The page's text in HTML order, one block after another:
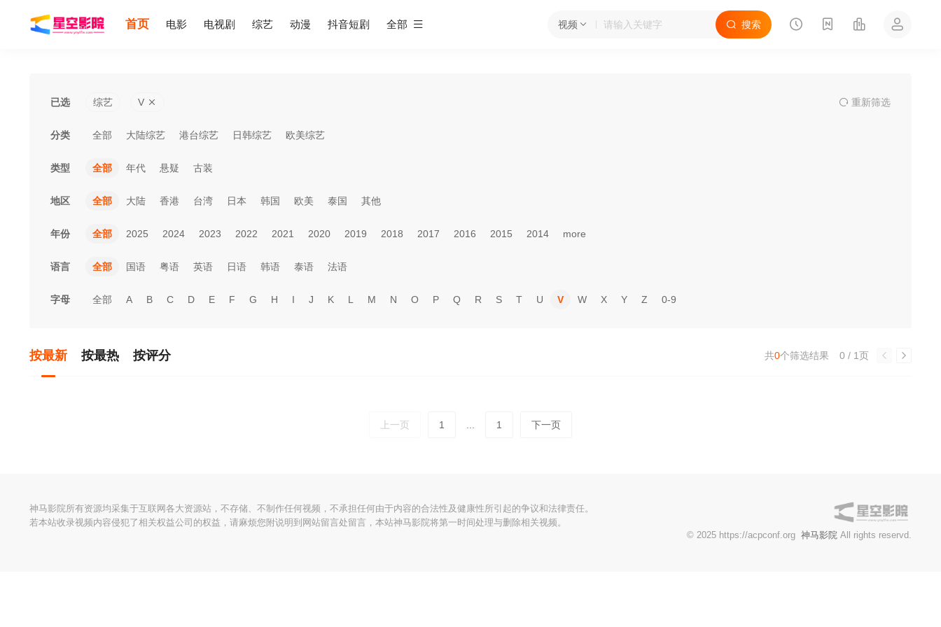
视频 搜索
首页 电影 电视剧 综艺 动漫 抖音短剧 全部
已选 综艺 V 重新筛选
分类 全部 大陆综艺 港台综艺 日韩综艺 欧美综艺
类型 全部 年代 悬疑 古装
地区 全部 大陆 香港 台湾 日本 韩国 欧美 泰国 其他
年份 全部 2025 2024 2023 2022 2021 2020 2019 2018 2017 2016 2015 2014 more
语言 全部 国语 粤语 英语 日语 韩语 泰语 法语
字母 全部 A B C D E F G H I J K L M N O P Q R S T U V W X Y Z 0-9
按最新 按最热 按评分 0 / 1页
共0个筛选结果
上一页 1 1 下一页
神马影院所有资源均采集于互联网各大资源站，不存储、不制作任何视频，不承担任何由于内容的合法性及健康性所引起的争议和法律责任。
若本站收录视频内容侵犯了相关权益公司的权益，请麻烦您附说明到网站留言处留言，本站神马影院将第一时间处理与删除相关视频。
© 2025 https://acpconf.org 神马影院All rights reservd.